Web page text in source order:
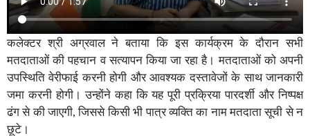
कलेक्टर श्री अग्रवाल ने बताया कि इस कार्यक्रम के दौरान सभी
मतदाताओं की पहचान व सत्यापन किया जा रहा है। मतदाताओं को अपनी
उपस्थिति वेरीफाई करनी होगी और आवश्यक दस्तावेजों के साथ जानकारी
जमा करनी होगी। उन्होंने कहा कि यह पूरी प्रक्रिया पारदर्शी और निष्पक्ष
ढंग से की जाएगी, जिससे किसी भी पात्र व्यक्ति का नाम मतदाता सूची से न
छूटे।